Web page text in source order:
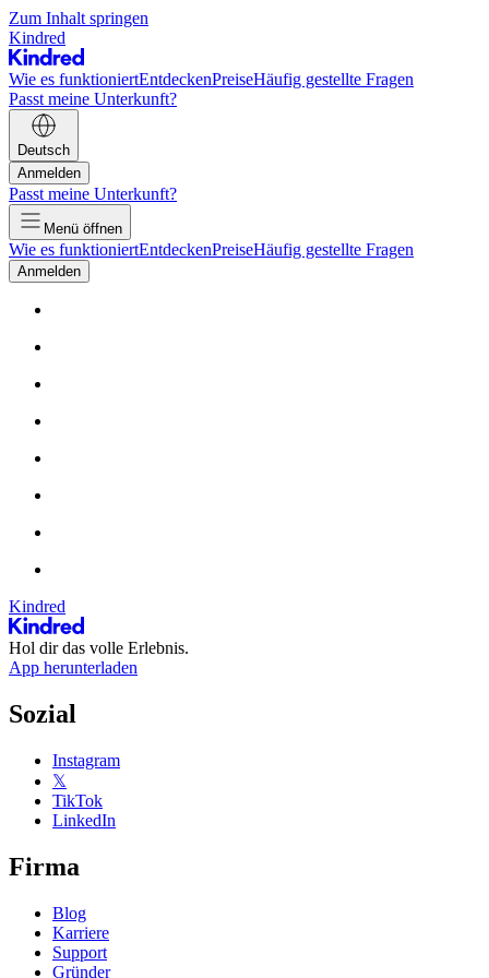
Zum Inhalt springen
Kindred
Wie es funktioniertEntdeckenPreiseHäufig gestellte Fragen
Passt meine Unterkunft?
Deutsch
Anmelden
Passt meine Unterkunft?
Menü öffnen
Wie es funktioniertEntdeckenPreiseHäufig gestellte Fragen
Anmelden
Kindred
Hol dir das volle Erlebnis.
App herunterladen
Sozial
Instagram
𝕏
TikTok
LinkedIn
Firma
Blog
Karriere
Support
Gründer